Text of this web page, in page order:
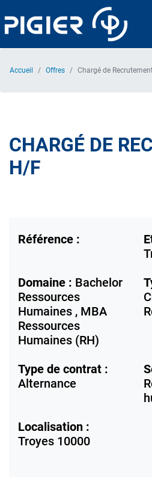
au
contenu
Accueil Offres Chargé de
CHARGÉ DE
H/F
Référence :
Domaine : Bachelor
Ressources
Humaines , MBA
Ressources
Humaines (RH)
Type de contrat :
Alternance
Localisation :
Troyes 10000